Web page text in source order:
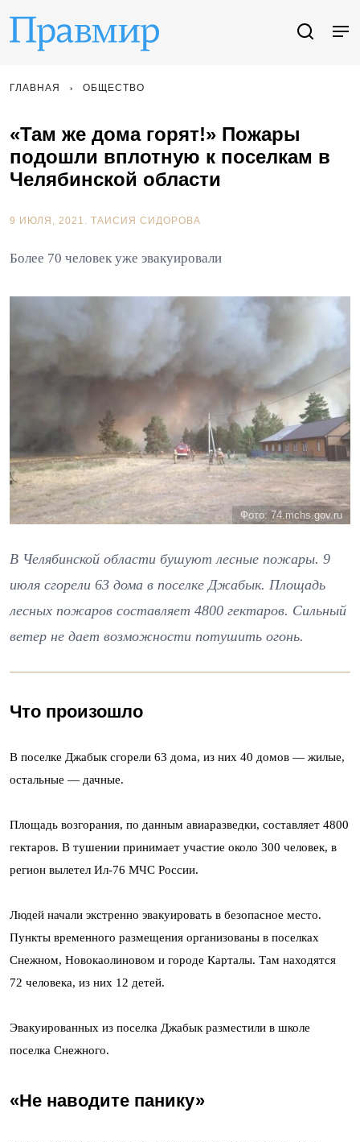
ГЛАВНАЯ ОБЩЕСТВО
«Там же дома горят!» Пожары
подошли вплотную к поселкам в
Челябинской области
9 ИЮЛЯ, 2021. ТАИСИЯ СИДОРОВА
Более 70 человек уже эвакуировали
Фото: 74.mchs.gov.ru
В Челябинской области бушуют лесные пожары. 9
июля сгорели 63 дома в поселке Джабык. Площадь
лесных пожаров составляет 4800 гектаров. Сильный
ветер не дает возможности потушить огонь.
Что произошло
В поселке Джабык сгорели 63 дома, из них 40 домов — жилые,
остальные — дачные.
Площадь возгорания, по данным авиаразведки, составляет 4800
гектаров. В тушении принимает участие около 300 человек, в
регион вылетел Ил-76 МЧС России.
Людей начали экстренно эвакуировать в безопасное место.
Пункты временного размещения организованы в поселках
Снежном, Новокаолиновом и городе Карталы. Там находятся
72 человека, из них 12 детей.
Эвакуированных из поселка Джабык разместили в школе
поселка Снежного.
«Не наводите панику»